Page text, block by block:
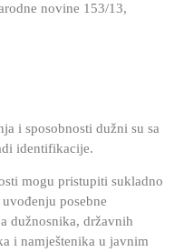
novine 153/13,
i sposobnosti dužni su sa
identifikacije.
mogu pristupiti sukladno
posebne
dužnosnika, državnih
i namještenika u javnim